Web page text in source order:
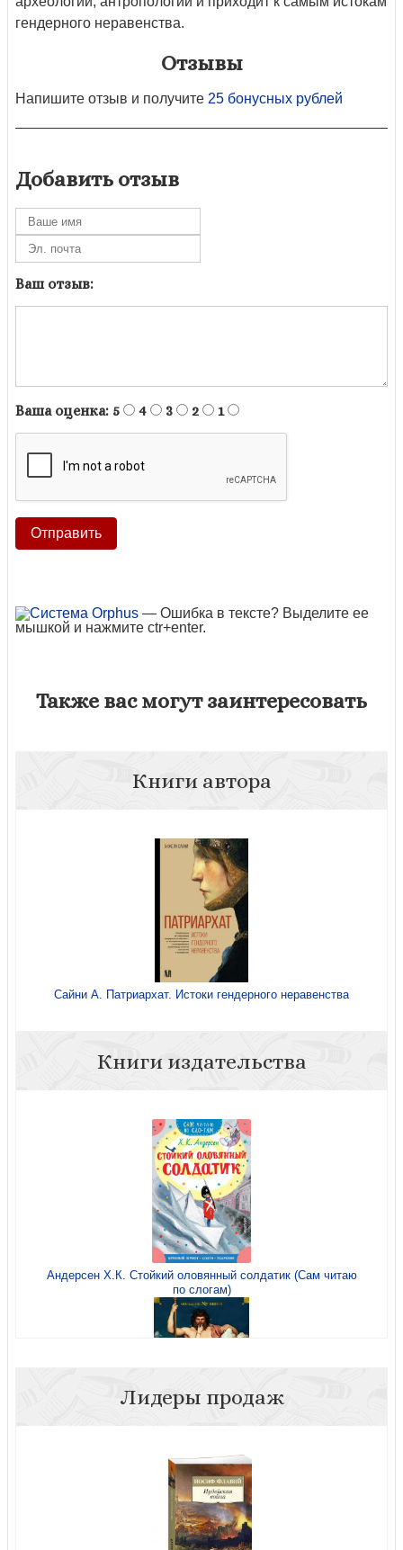
гендерного неравенства.
Отзывы
Напишите отзыв и получите 25 бонусных рублей
Добавить отзыв
Ваш отзыв:
Ваша оценка: 5 4 3 2 1
— Ошибка в тексте? Выделите ее
мышкой и нажмите ctr+enter.
Также вас могут заинтересовать
Книги автора
Сайни А. Патриархат. Истоки гендерного неравенства
Книги издательства
Андерсен Х.К. Стойкий оловянный солдатик (Сам читаю
по слогам)
Кун Н. Нейхардт А. Легенды и мифы Древней Греции и
Древнего Рима (Большие книги)
Лидеры продаж